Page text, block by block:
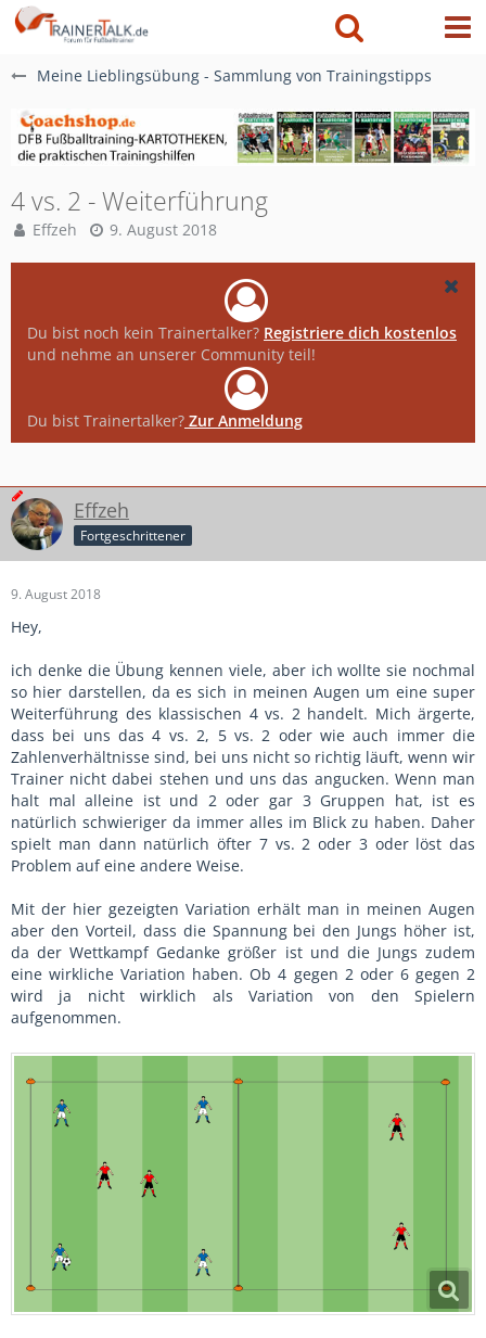
Meine Lieblingsübung - Sammlung von Trainingstipps
4 vs. 2 - Weiterführung
Effzeh 9. August 2018
Du bist noch kein Trainertalker? Registriere dich kostenlos
und nehme an unserer Community teil!
Du bist Trainertalker? Zur Anmeldung
Effzeh
Fortgeschrittener
9. August 2018
Hey,
ich denke die Übung kennen viele, aber ich wollte sie nochmal
so hier darstellen, da es sich in meinen Augen um eine super
Weiterführung des klassischen 4 vs. 2 handelt. Mich ärgerte,
dass bei uns das 4 vs. 2, 5 vs. 2 oder wie auch immer die
Zahlenverhältnisse sind, bei uns nicht so richtig läuft, wenn wir
Trainer nicht dabei stehen und uns das angucken. Wenn man
halt mal alleine ist und 2 oder gar 3 Gruppen hat, ist es
natürlich schwieriger da immer alles im Blick zu haben. Daher
spielt man dann natürlich öfter 7 vs. 2 oder 3 oder löst das
Problem auf eine andere Weise.
Mit der hier gezeigten Variation erhält man in meinen Augen
aber den Vorteil, dass die Spannung bei den Jungs höher ist,
da der Wettkampf Gedanke größer ist und die Jungs zudem
eine wirkliche Variation haben. Ob 4 gegen 2 oder 6 gegen 2
wird ja nicht wirklich als Variation von den Spielern
aufgenommen.